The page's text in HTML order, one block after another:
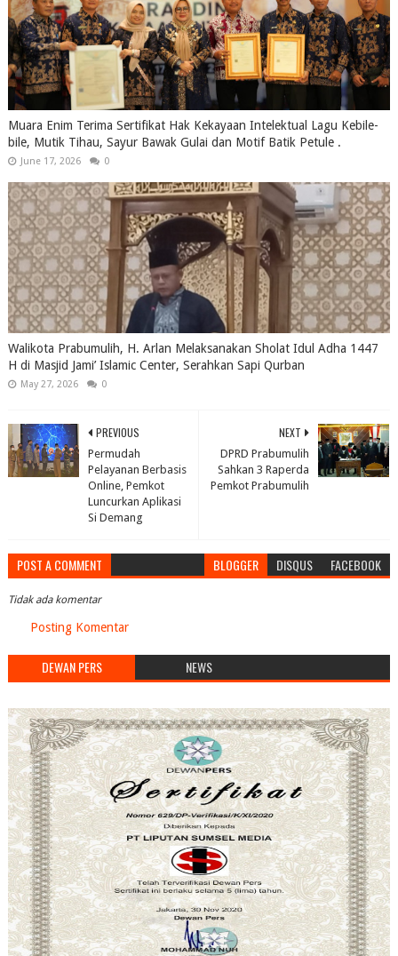
Muara Enim Terima Sertifikat Hak Kekayaan Intelektual Lagu Kebile-
bile, Mutik Tihau, Sayur Bawak Gulai dan Motif Batik Petule .
June 17, 2026 0
Walikota Prabumulih, H. Arlan Melaksanakan Sholat Idul Adha 1447
H di Masjid Jami’ Islamic Center, Serahkan Sapi Qurban
May 27, 2026 0
NEXT
DPRD Prabumulih
Sahkan 3 Raperda
Pemkot Prabumulih
PREVIOUS
Permudah
Pelayanan Berbasis
Online, Pemkot
Luncurkan Aplikasi
Si Demang
POST A COMMENT BLOGGER DISQUS FACEBOOK
Tidak ada komentar
Posting Komentar
DEWAN PERS NEWS